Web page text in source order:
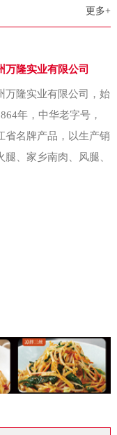
家里。下雨了啥的，
收益甚微。为破解这
乡金珠村两委经集体
办了村集体企业——
展
更多+
万隆实业有限公司
万隆实业有限公司，始
年，中华老字号，
省名牌产品，以生产销
腿、家乡南肉、风腿、